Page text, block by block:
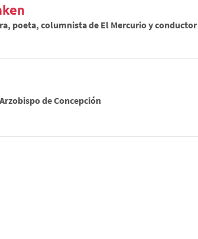
poeta, columnista de El Mercurio y conductor
de Concepción